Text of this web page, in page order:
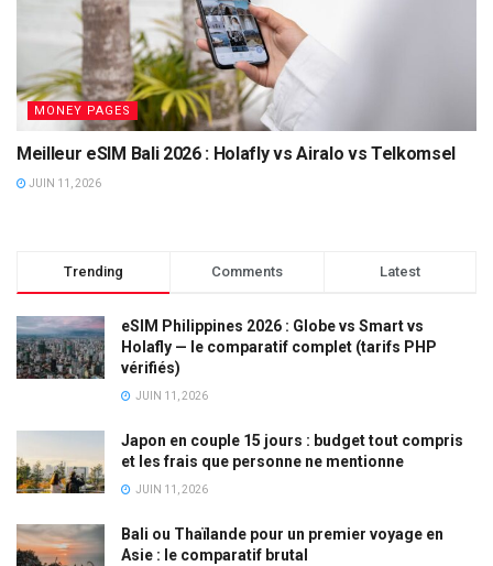
MONEY PAGES
Meilleur eSIM Bali 2026 : Holafly vs Airalo vs Telkomsel
JUIN 11, 2026
Trending Comments Latest
eSIM Philippines 2026 : Globe vs Smart vs
Holafly — le comparatif complet (tarifs PHP
vérifiés)
JUIN 11, 2026
Japon en couple 15 jours : budget tout compris
et les frais que personne ne mentionne
JUIN 11, 2026
Bali ou Thaïlande pour un premier voyage en
Asie : le comparatif brutal